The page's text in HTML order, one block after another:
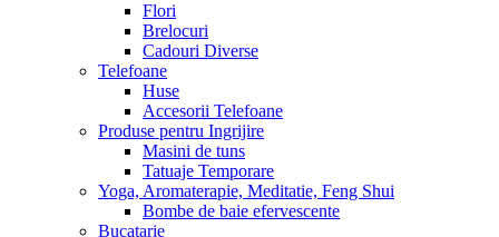
Flori
Brelocuri
Cadouri Diverse
Telefoane
Huse
Accesorii Telefoane
Produse pentru Ingrijire
Masini de tuns
Tatuaje Temporare
Yoga, Aromaterapie, Meditatie, Feng Shui
Bombe de baie efervescente
Bucatarie